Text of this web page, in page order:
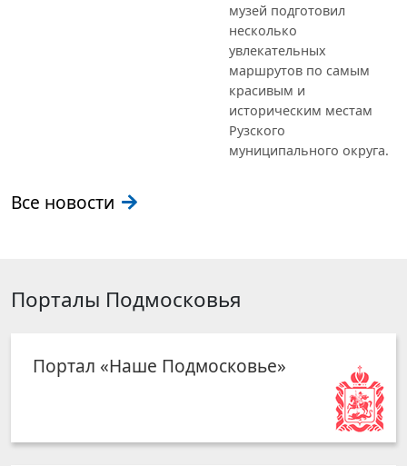
музей подготовил
несколько
увлекательных
маршрутов по самым
красивым и
историческим местам
Рузского
муниципального округа.
Все новости
Порталы Подмосковья
Портал «Наше Подмосковье»